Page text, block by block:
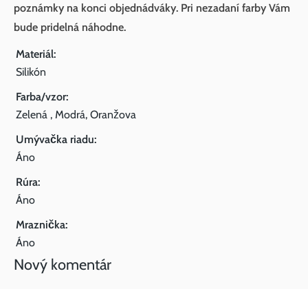
poznámky na konci objednádváky. Pri nezadaní farby Vám
bude pridelná náhodne.
Materiál:
Silikón
Farba/vzor:
Zelená , Modrá, Oranžova
Umývačka riadu:
Áno
Rúra:
Áno
Mraznička:
Áno
Nový komentár